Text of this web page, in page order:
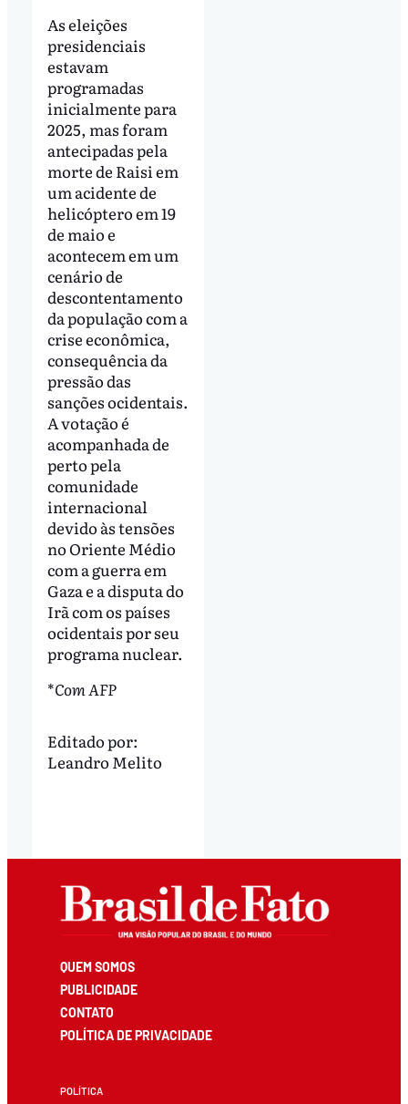
As eleições
presidenciais
estavam
programadas
inicialmente para
2025, mas foram
antecipadas pela
morte de Raisi em
um acidente de
helicóptero em 19
de maio e
acontecem em um
cenário de
descontentamento
da população com a
crise econômica,
consequência da
pressão das
sanções ocidentais.
A votação é
acompanhada de
perto pela
comunidade
internacional
devido às tensões
no Oriente Médio
com a guerra em
Gaza e a disputa do
Irã com os países
ocidentais por seu
programa nuclear.
*Com AFP
Editado por:
Leandro Melito
QUEM SOMOS
PUBLICIDADE
CONTATO
POLÍTICA DE PRIVACIDADE
POLÍTICA